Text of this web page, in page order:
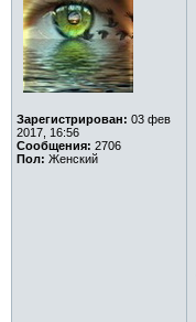
Зарегистрирован: 03 фев
2017, 16:56
Сообщения: 2706
Пол: Женский